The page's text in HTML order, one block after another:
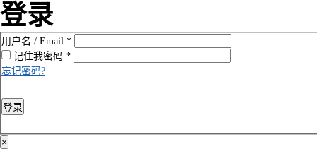
登录
用户名 / Email *
密码 *
记住我
忘记密码?
登录
×